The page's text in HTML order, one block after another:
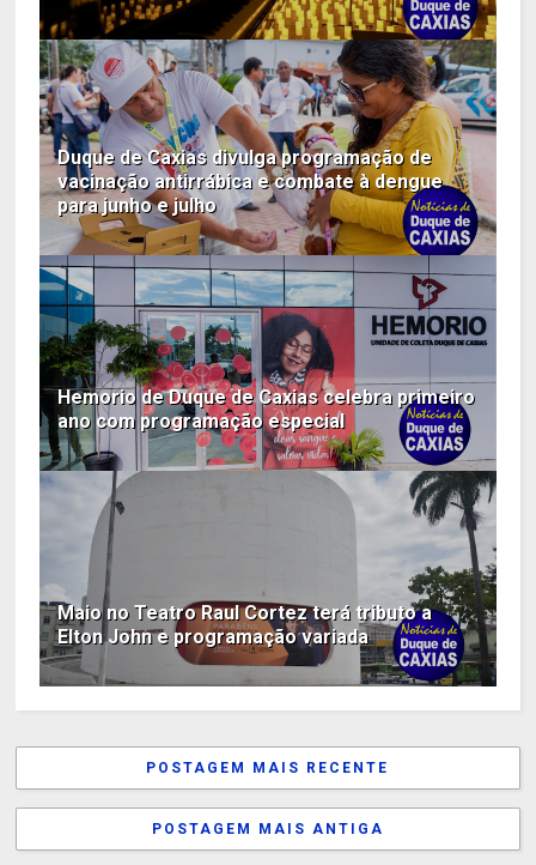
Duque de Caxias divulga programação de
vacinação antirrábica e combate à dengue
para junho e julho
Hemorio de Duque de Caxias celebra primeiro
ano com programação especial
Maio no Teatro Raul Cortez terá tributo a
Elton John e programação variada
POSTAGEM MAIS RECENTE
POSTAGEM MAIS ANTIGA